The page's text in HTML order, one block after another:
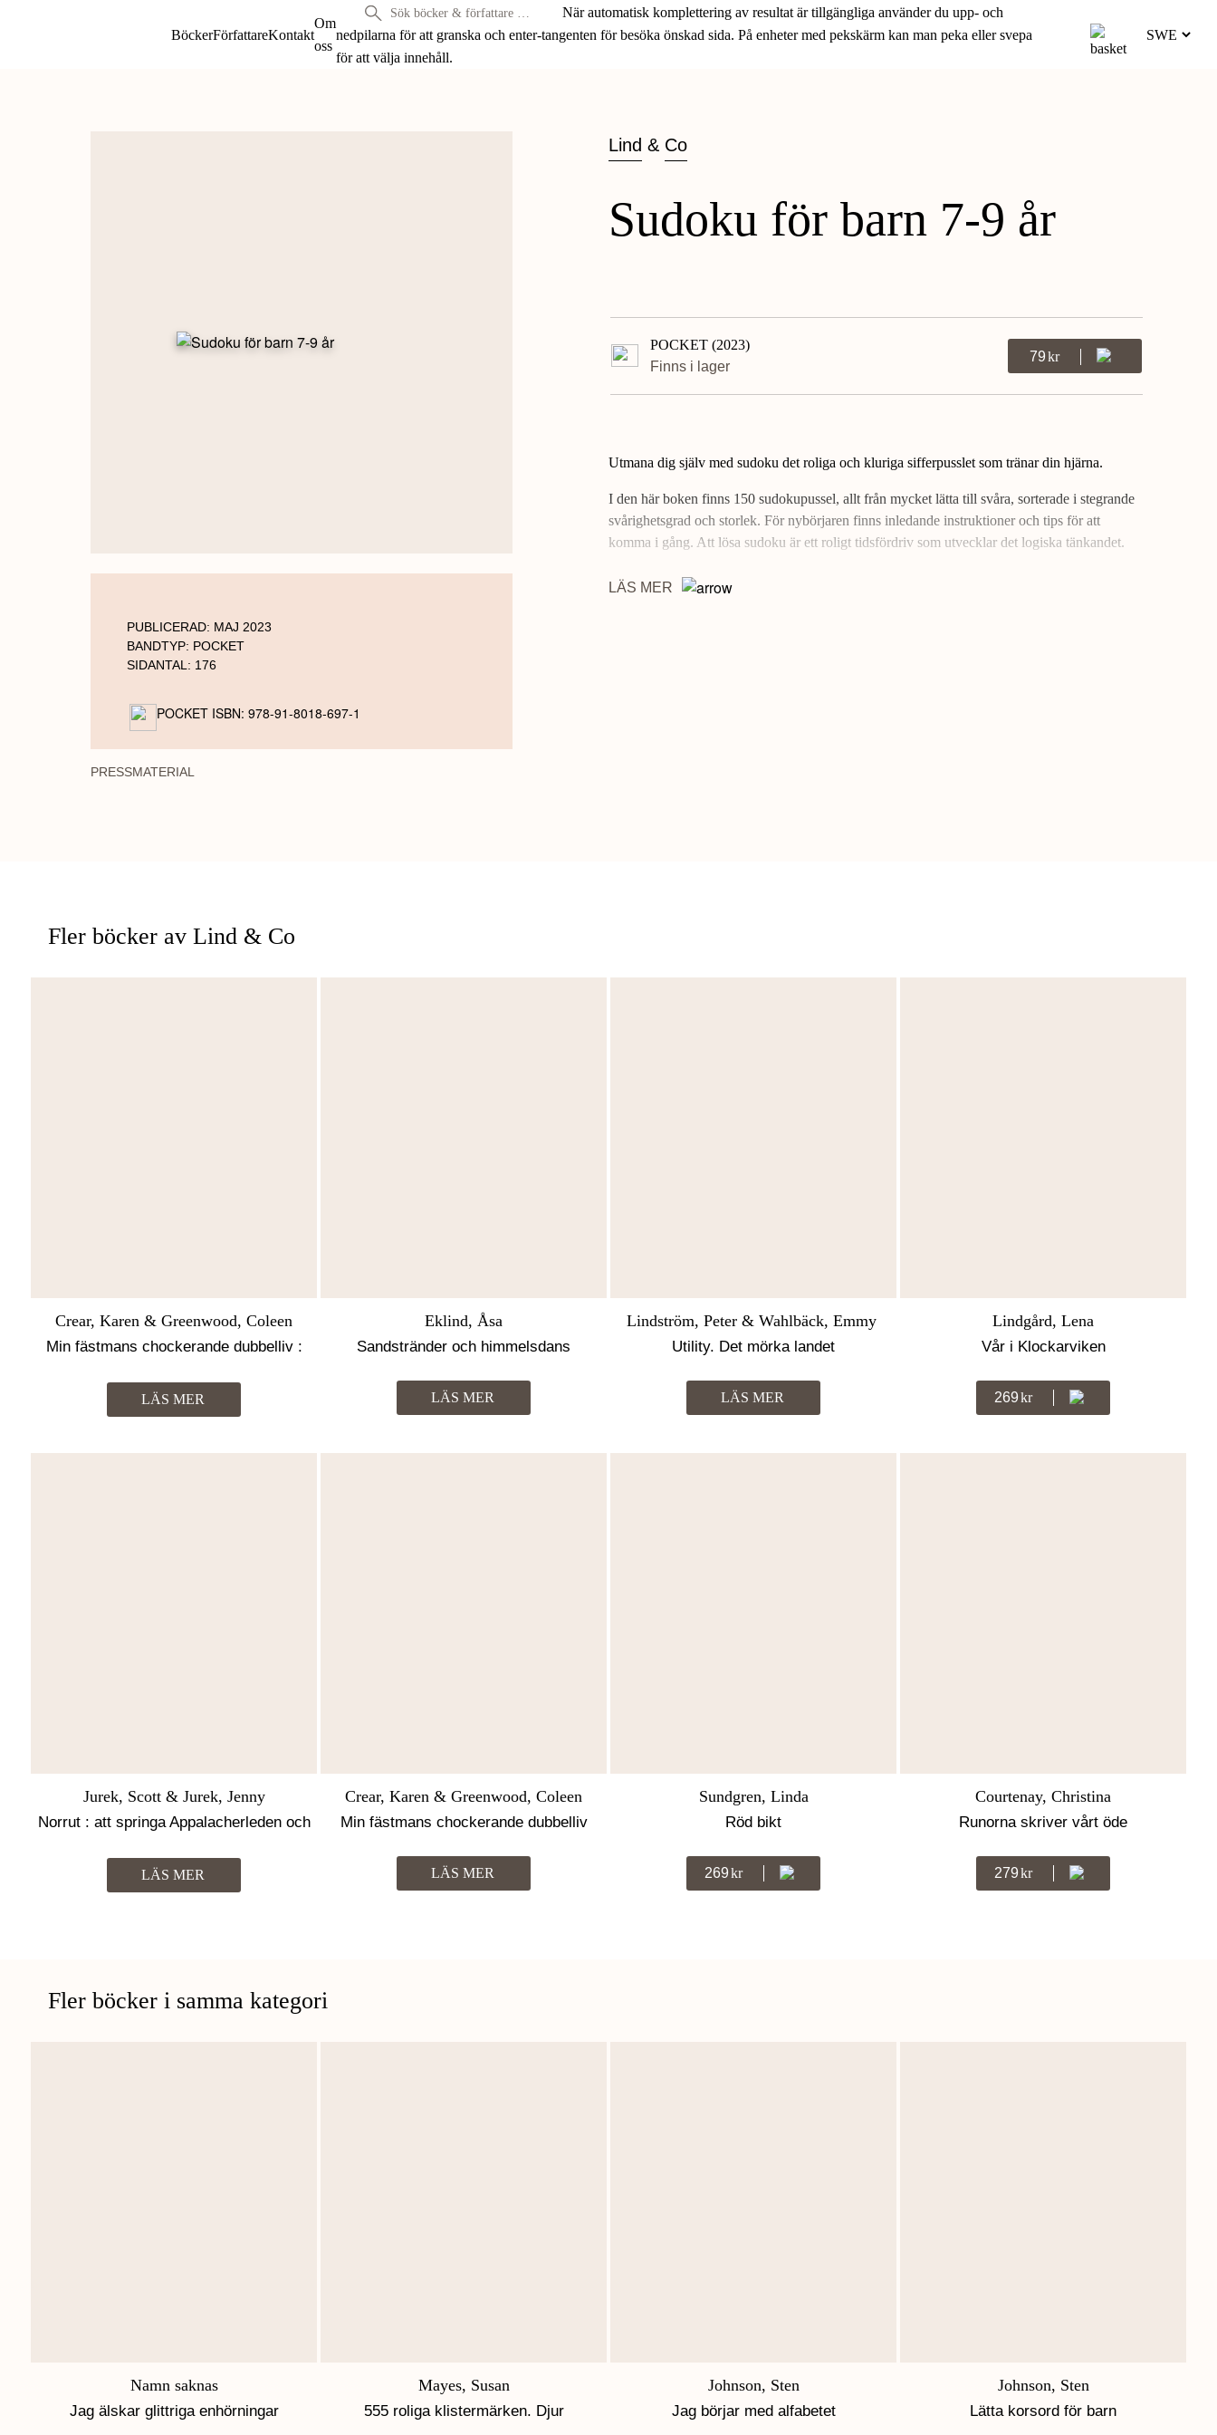
BöckerFörfattareKontakt
Om
oss
böcker
&
När automatisk komplettering av resultat är tillgängliga använder du upp- och
nedpilarna för att granska och enter-tangenten för besöka önskad sida. På enheter med pekskärm kan man peka eller svepa
för att välja innehåll.
PUBLICERAD: MAJ 2023
BANDTYP: POCKET
SIDANTAL: 176
POCKET ISBN: 978-91-8018-697-1
PRESSMATERIAL
Lind & Co
Sudoku för barn 7-9 år
POCKET (2023)
Finns i lager
79Kr
Utmana dig själv med sudoku det roliga och kluriga sifferpusslet som tränar din hjärna.
I den här boken finns 150 sudokupussel, allt från mycket lätta till svåra, sorterade i stegrande
svårighetsgrad och storlek. För nybörjaren finns inledande instruktioner och tips för att
komma i gång. Att lösa sudoku är ett roligt tidsfördriv som utvecklar det logiska tänkandet.
LÄS MER
Fler böcker av Lind & Co
Crear, Karen & Greenwood, Coleen
Min fästmans chockerande dubbelliv :
LÄS MER
Eklind, Åsa
Sandstränder och himmelsdans
LÄS MER
Lindström, Peter & Wahlbäck, Emmy
Utility. Det mörka landet
LÄS MER
Lindgård, Lena
Vår i Klockarviken
269Kr
Jurek, Scott & Jurek, Jenny
Norrut : att springa Appalacherleden och
LÄS MER
Crear, Karen & Greenwood, Coleen
Min fästmans chockerande dubbelliv
LÄS MER
Sundgren, Linda
Röd bikt
269Kr
Courtenay, Christina
Runorna skriver vårt öde
279Kr
Fler böcker i samma kategori
Namn saknas
Jag älskar glittriga enhörningar
Mayes, Susan
555 roliga klistermärken. Djur
Johnson, Sten
Jag börjar med alfabetet
Johnson, Sten
Lätta korsord för barn